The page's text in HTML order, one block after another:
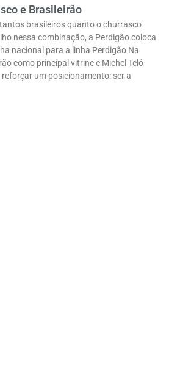
e Brasileirão
brasileiros quanto o churrasco
nessa combinação, a Perdigão coloca
nacional para a linha Perdigão Na
como principal vitrine e Michel Teló
um posicionamento: ser a